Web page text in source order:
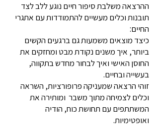
ההרצאה משלבת סיפור חיים נוגע ללב לצד
תובנות וכלים מעשיים להתמודדות עם אתגרי
החיים:
כיצד מוצאים משמעות גם ברגעים הקשים
ביותר, איך משנים נקודת מבט ומחזקים את
החוסן האישי ואיך לבחור מחדש בתקווה,
בעשייה ובחיים.
זוהי הרצאה שמעניקה פרופורציות, השראה
וכלים לצמיחה מתוך משבר ומותירה את
המשתתפים עם תחושת כוח, הודיה
ואופטימיות.